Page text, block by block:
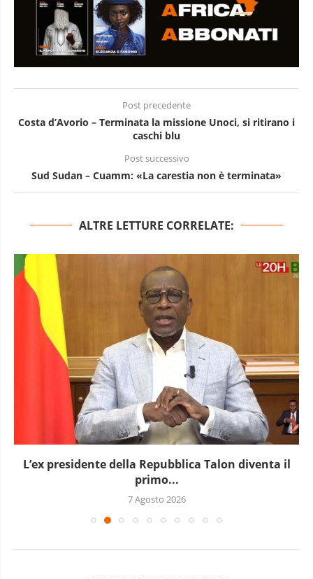
Post precedente
Costa d’Avorio – Terminata la missione Unoci, si ritirano i
caschi blu
Post successivo
Sud Sudan – Cuamm: «La carestia non è terminata»
ALTRE LETTURE CORRELATE:
L’ex presidente della Repubblica Talon diventa il
primo...
7 Agosto 2026